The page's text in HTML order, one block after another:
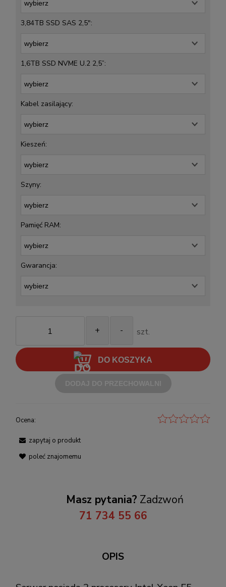
3,84TB SSD SAS 2,5":
1,6TB SSD NVME U.2 2,5”:
Kabel zasilający:
Kieszeń:
Szyny:
Pamięć RAM:
Gwarancja:
+ - szt.
DO KOSZYKA
Ocena:
zapytaj o produkt
poleć znajomemu
Masz pytania? Zadzwoń
71 734 55 66
OPIS